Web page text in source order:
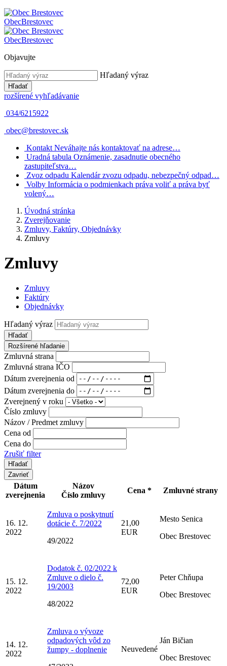
ObecBrestovec
ObecBrestovec
Objavujte
Hľadaný výraz
Hľadať
rozšírené vyhľadávanie
034/6215922
obec@brestovec.sk
Kontakt Neváhajte nás kontaktovať na adrese…
Uradná tabula Oznámenie, zasadnutie obecného
zastupiteľstva…
Zvoz odpadu Kalendár zvozu odpadu, nebezpečný odpad…
Volby Informácia o podmienkach práva voliť a práva byť
volený…
Úvodná stránka
Zverejňovanie
Zmluvy, Faktúry, Objednávky
Zmluvy
Zmluvy
Zmluvy
Faktúry
Objednávky
Hľadaný výraz
Hľadať
Rozšírené hľadanie
Zmluvná strana
Zmluvná strana IČO
Dátum zverejnenia od
Dátum zverejnenia do
Zverejnený v roku
Číslo zmluvy
Názov / Predmet zmluvy
Cena od
Cena do
Zrušiť filter
Zavrieť
Dátum
zverejnenia
Názov
Číslo zmluvy
Cena * Zmluvné strany
16. 12.
2022
Zmluva o poskytnutí
dotácie č. 7/2022
49/2022
21,00
EUR
Mesto Senica
Obec Brestovec
15. 12.
2022
Dodatok č. 02/2022 k
Zmluve o dielo č.
19/2003
48/2022
72,00
EUR
Peter Chňupa
Obec Brestovec
14. 12.
2022
Zmluva o vývoze
odpadových vôd zo
žumpy - doplnenie
Neuvedené
Ján Bičian
Obec Brestovec